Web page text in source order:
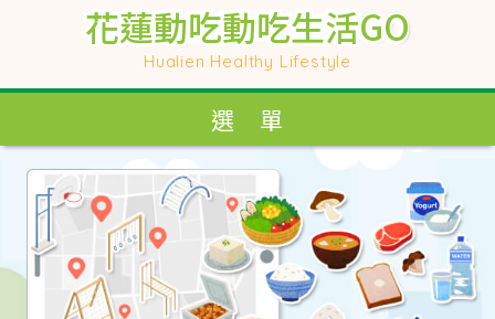
花蓮動吃動吃生活GO
Hualien Healthy Lifestyle
花蓮動吃動吃生活GO
選 單
花蓮動吃動吃生活GO
Hualien Healthy Lifestyle
花蓮動吃動吃生活GO
選 單